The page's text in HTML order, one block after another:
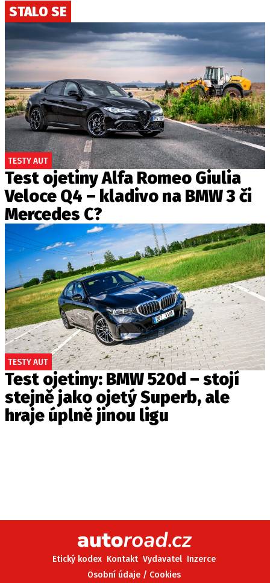
STALO SE
TESTY AUT
Test ojetiny Alfa Romeo Giulia
Veloce Q4 – kladivo na BMW 3 či
Mercedes C?
TESTY AUT
Test ojetiny: BMW 520d – stojí
stejně jako ojetý Superb, ale
hraje úplně jinou ligu
Etický kodex Kontakt Vydavatel Inzerce
Osobní údaje / Cookies